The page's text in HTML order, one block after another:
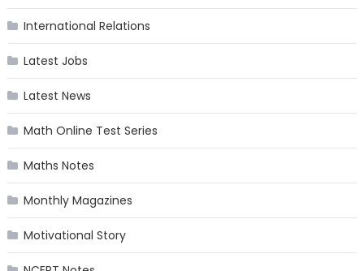
International Relations
Latest Jobs
Latest News
Math Online Test Series
Maths Notes
Monthly Magazines
Motivational Story